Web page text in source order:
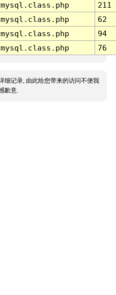
211
62
94
76
细记录, 由此给您带来的访问不便我
歉意.